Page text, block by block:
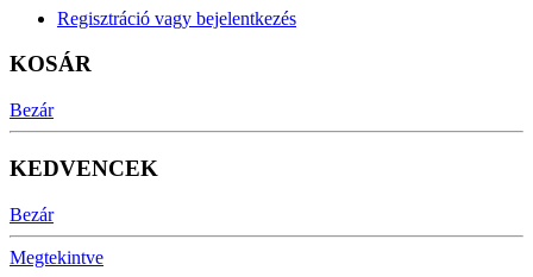
Regisztráció vagy bejelentkezés
KOSÁR
Bezár
KEDVENCEK
Bezár
Megtekintve